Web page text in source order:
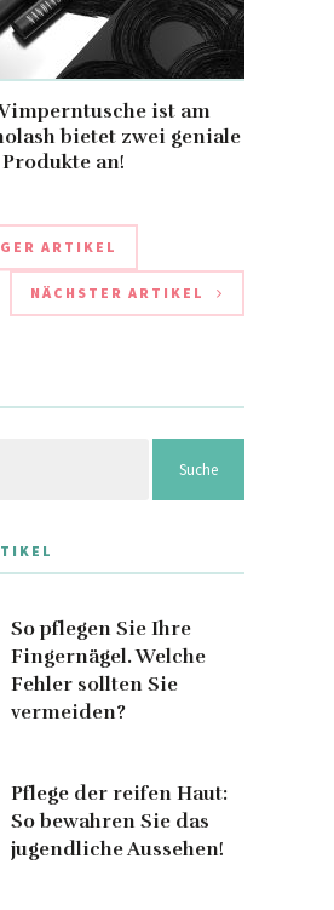
ist am
bietet zwei geniale
Produkte an!
ARTIKEL
NÄCHSTER ARTIKEL
So pflegen Sie Ihre
Fingernägel. Welche
Fehler sollten Sie
vermeiden?
Pflege der reifen Haut:
So bewahren Sie das
jugendliche Aussehen!